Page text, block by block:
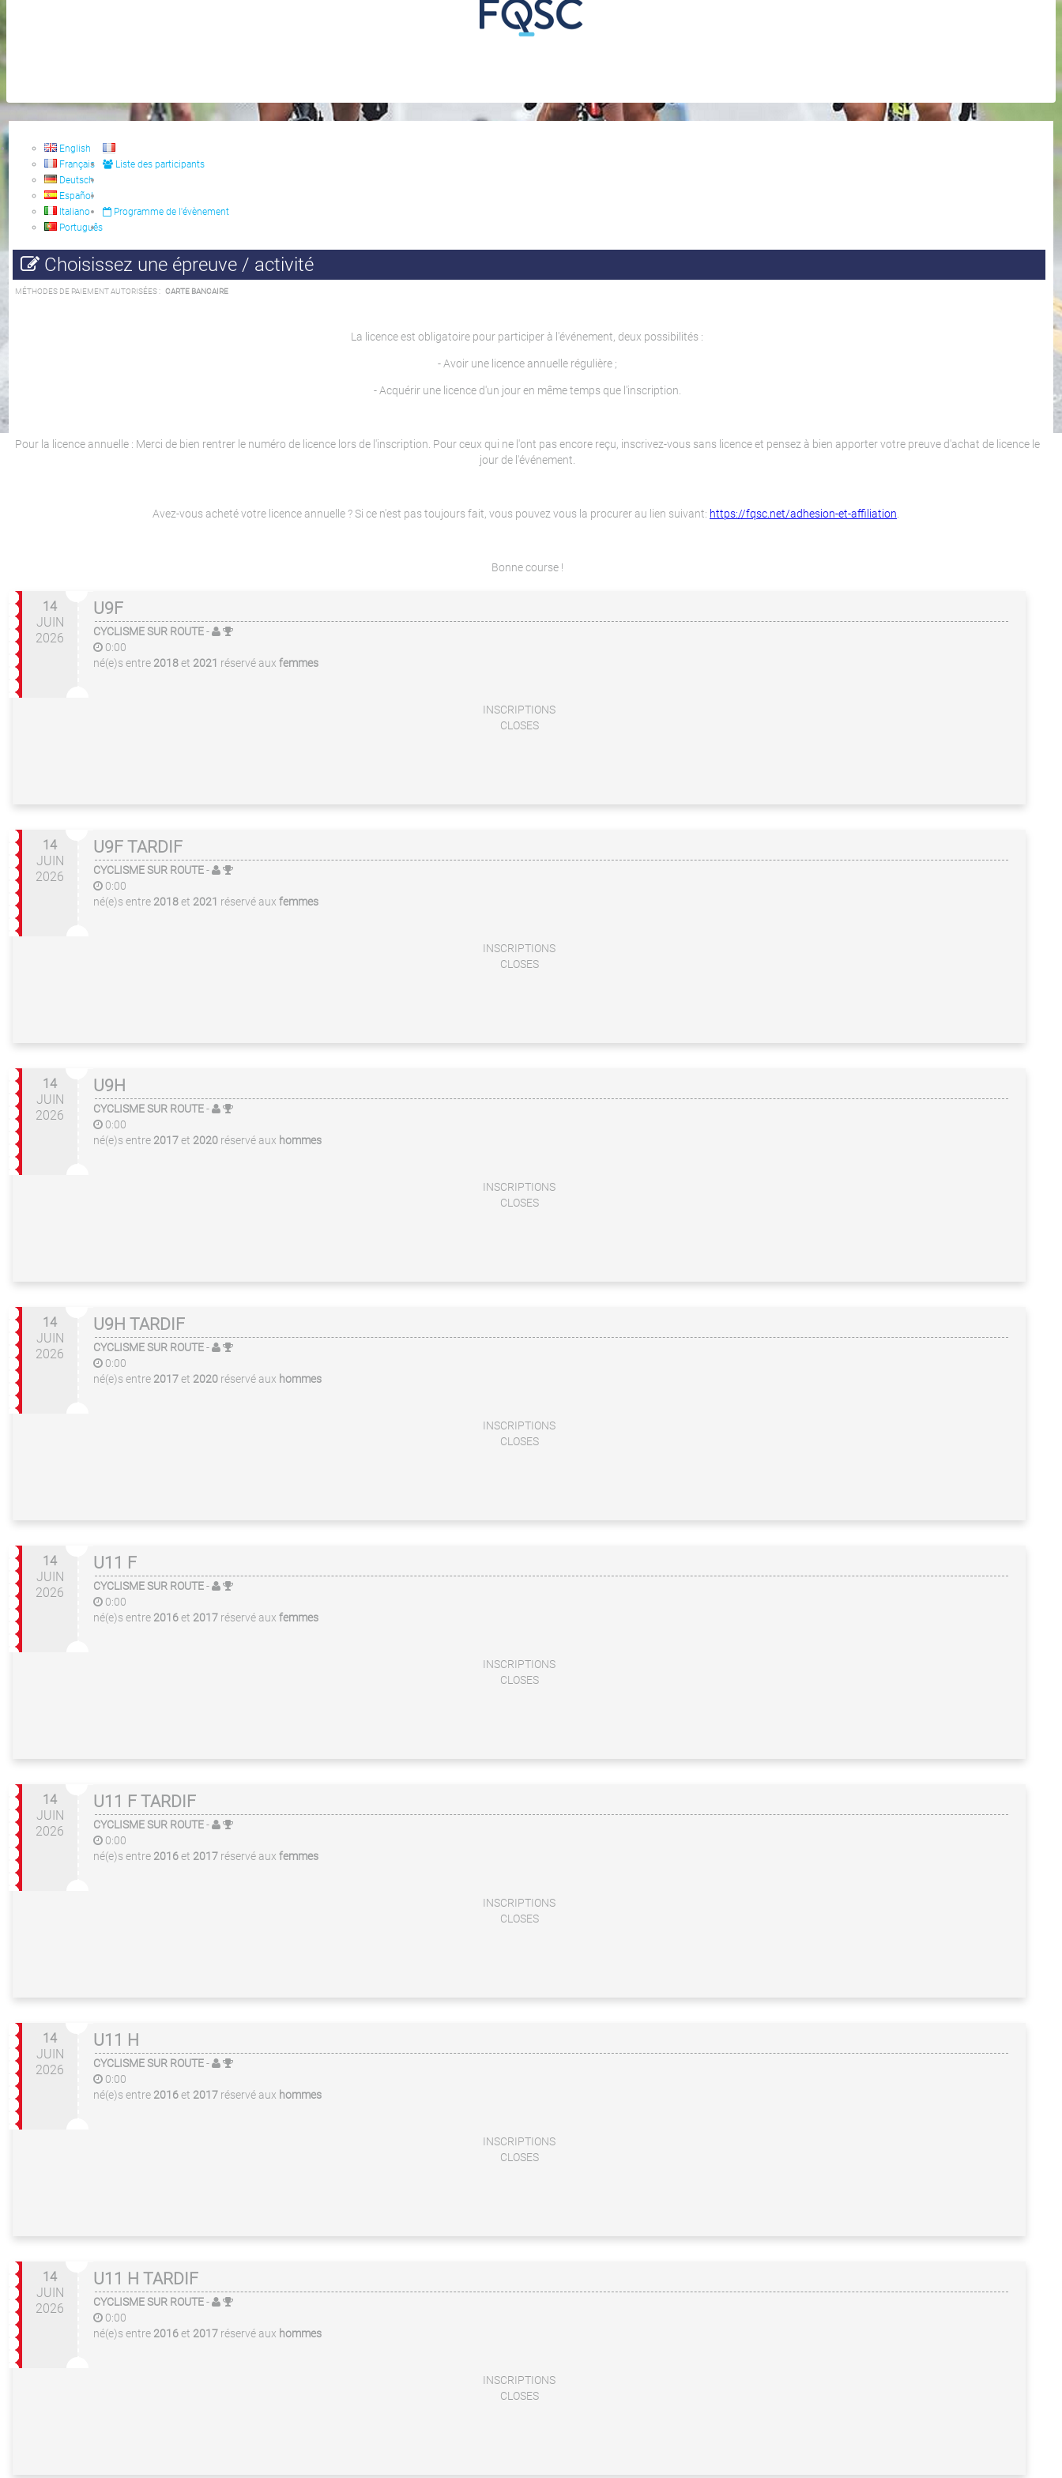
English
Français
Deutsch
Español
Italiano
Português
Liste des participants
Programme de l'évènement
Choisissez une épreuve / activité
MÉTHODES DE PAIEMENT AUTORISÉES : CARTE BANCAIRE
La licence est obligatoire pour participer à l'événement, deux possibilités :
- Avoir une licence annuelle régulière ;
- Acquérir une licence d'un jour en même temps que l'inscription.
Pour la licence annuelle : Merci de bien rentrer le numéro de licence lors de l'inscription. Pour ceux qui ne l'ont pas encore reçu, inscrivez-vous sans licence et pensez à bien apporter votre preuve d'achat de licence le
jour de l'événement.
Avez-vous acheté votre licence annuelle ? Si ce n'est pas toujours fait, vous pouvez vous la procurer au lien suivant: https://fqsc.net/adhesion-et-affiliation
Bonne course !
14
JUIN
2026
U9F
CYCLISME SUR ROUTE-
0:00
né(e)s entre 2018et 2021 réservé aux femmes
INSCRIPTIONS
CLOSES
14
JUIN
2026
U9F TARDIF
CYCLISME SUR ROUTE-
0:00
né(e)s entre 2018et 2021 réservé aux femmes
INSCRIPTIONS
CLOSES
14
JUIN
2026
U9H
CYCLISME SUR ROUTE-
0:00
né(e)s entre 2017et 2020 réservé aux hommes
INSCRIPTIONS
CLOSES
14
JUIN
2026
U9H TARDIF
CYCLISME SUR ROUTE-
0:00
né(e)s entre 2017et 2020 réservé aux hommes
INSCRIPTIONS
CLOSES
14
JUIN
2026
U11 F
CYCLISME SUR ROUTE-
0:00
né(e)s entre 2016et 2017 réservé aux femmes
INSCRIPTIONS
CLOSES
14
JUIN
2026
U11 F TARDIF
CYCLISME SUR ROUTE-
0:00
né(e)s entre 2016et 2017 réservé aux femmes
INSCRIPTIONS
CLOSES
14
JUIN
2026
U11 H
CYCLISME SUR ROUTE-
0:00
né(e)s entre 2016et 2017 réservé aux hommes
INSCRIPTIONS
CLOSES
14
JUIN
2026
U11 H TARDIF
CYCLISME SUR ROUTE-
0:00
né(e)s entre 2016et 2017 réservé aux hommes
INSCRIPTIONS
CLOSES